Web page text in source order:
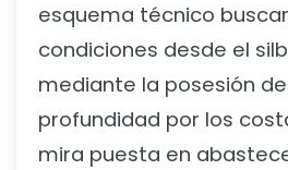
esquema técnico
condiciones desde el
mediante la posesión
profundidad por los
mira puesta en